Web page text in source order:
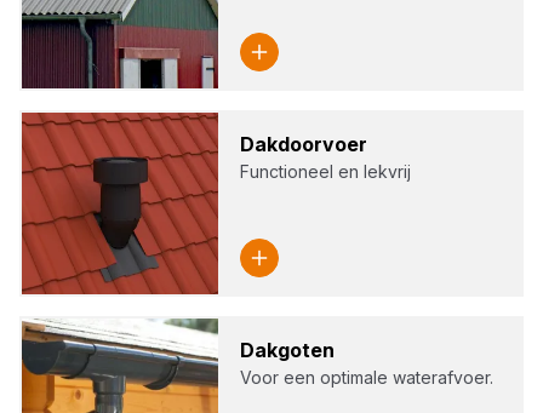
Dak­door­voer
Functioneel en lekvrij
Dak­go­ten
Voor een optimale waterafvoer.